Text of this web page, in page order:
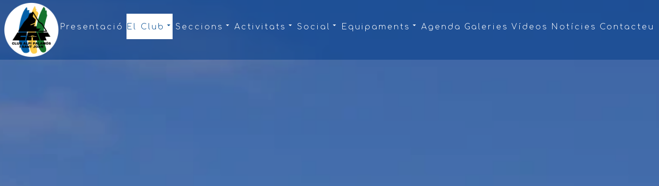
Presentació El Club Seccions Activitats Social Equipaments Agenda Galeries Vídeos Notícies Contacteu